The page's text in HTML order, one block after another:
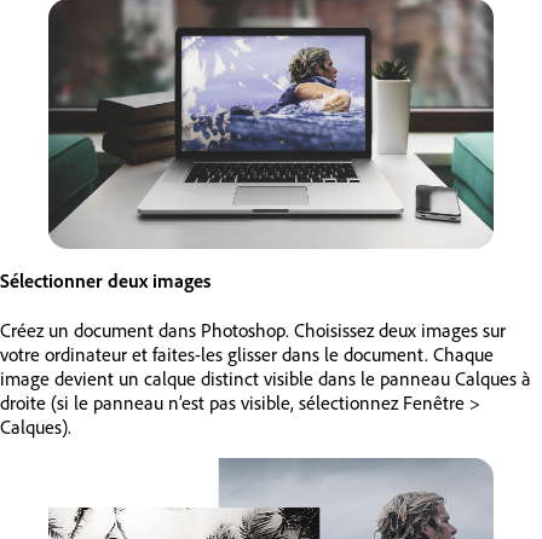
Sélectionner deux images
Créez un document dans Photoshop. Choisissez deux images sur
votre ordinateur et faites-les glisser dans le document. Chaque
image devient un calque distinct visible dans le panneau Calques à
droite (si le panneau n’est pas visible, sélectionnez Fenêtre >
Calques).